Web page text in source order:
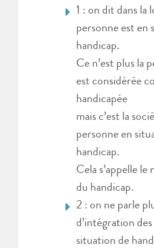
1 : on dit dans la
personne est en
handicap.
Ce n’est plus la
est considérée
handicapée
mais c’est la
personne en
handicap.
Cela s’appelle le
du handicap.
2 : on ne parle
d’intégration
situation de